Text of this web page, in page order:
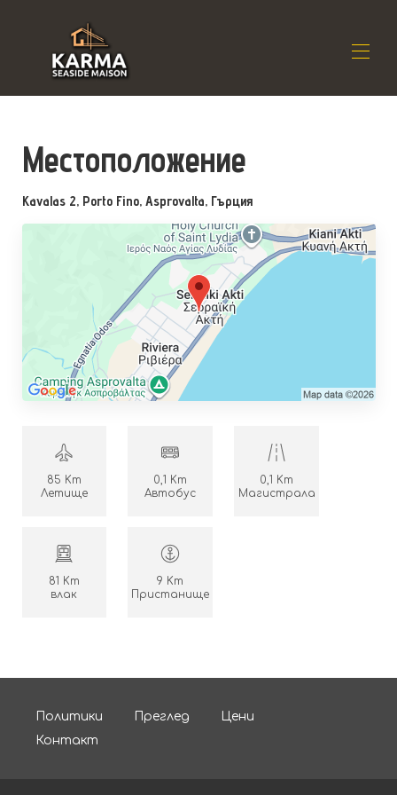
Резиденция ▾
Местоположение
Наличност ▾
Отзиви ▾
Контакт
Местоположение
Kavalas 2, Porto Fino, Asprovalta, Гърция
85 Km
Летище
0,1 Km
Автобус
0,1 Km
Магистрала
81 Km
влак
9 Km
Пристанище
Политики Преглед
Цени
Контакт